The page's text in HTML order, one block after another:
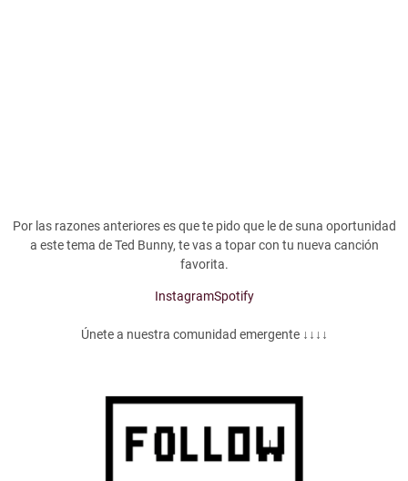
Por las razones anteriores es que te pido que le de suna oportunidad
a este tema de Ted Bunny, te vas a topar con tu nueva canción
favorita.
InstagramSpotify
Únete a nuestra comunidad emergente ↓↓↓↓